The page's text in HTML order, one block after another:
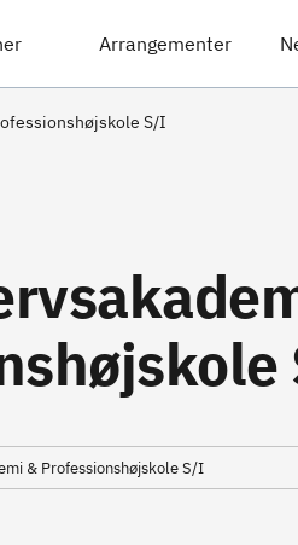
Arrangementer
S/I
& Professionshøjskole S/I